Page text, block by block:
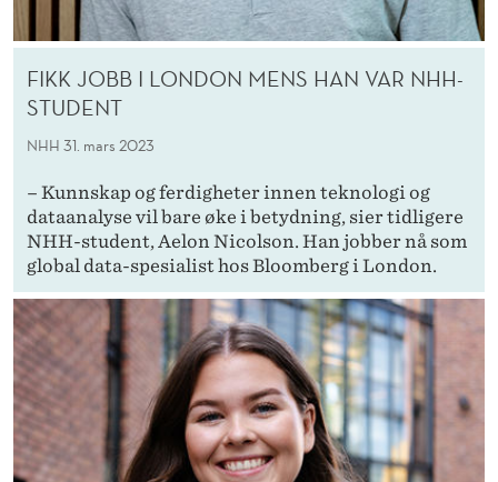
FIKK JOBB I LONDON MENS HAN VAR NHH-
STUDENT
NHH 31. mars 2023
– Kunnskap og ferdigheter innen teknologi og
dataanalyse vil bare øke i betydning, sier tidligere
NHH-student, Aelon Nicolson. Han jobber nå som
global data-spesialist hos Bloomberg i London.